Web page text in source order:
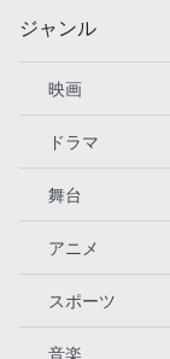
ジャンル
映画
ドラマ
舞台
アニメ
スポーツ
音楽